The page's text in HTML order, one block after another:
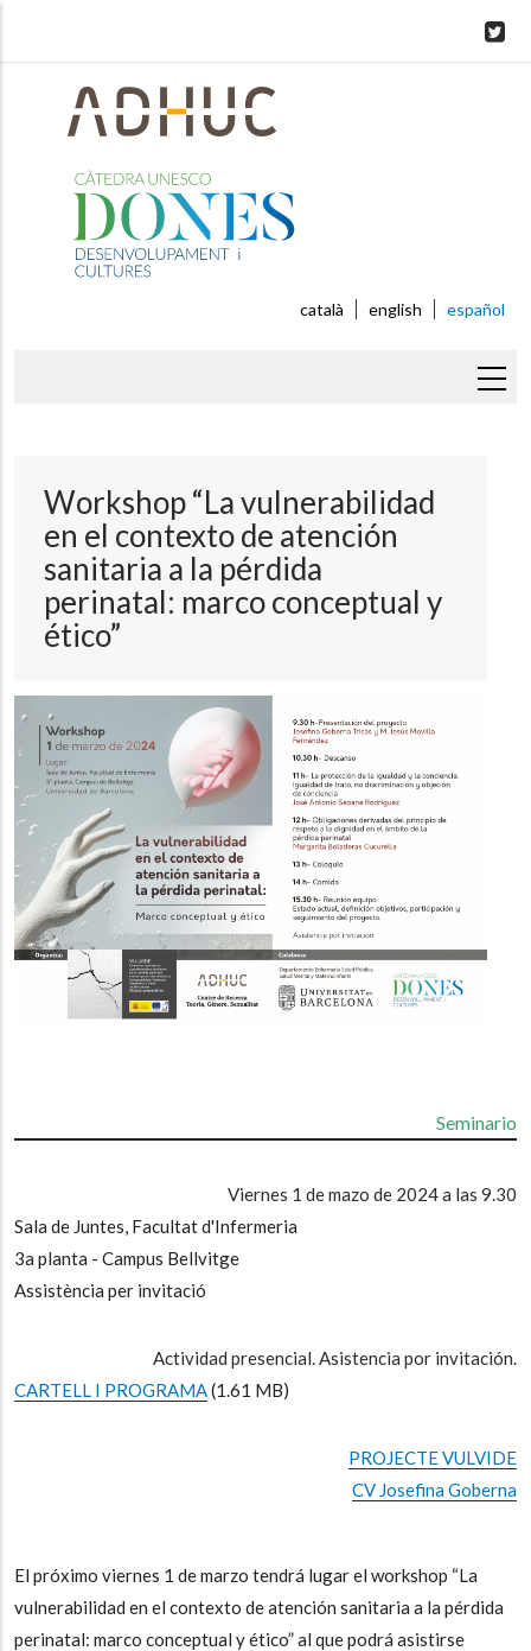
català english español
ayuda
navegación
Workshop “La vulnerabilidad
en el contexto de atención
sanitaria a la pérdida
perinatal: marco conceptual y
ético”
Seminario
Viernes 1 de mazo de 2024 a las 9.30
Sala de Juntes, Facultat d'Infermeria
3a planta - Campus Bellvitge
Assistència per invitació
Actividad presencial. Asistencia por invitación.
CARTELL I PROGRAMA(1.61 MB)
PROJECTE VULVIDE
CV Josefina Goberna
El próximo viernes 1 de marzo tendrá lugar el workshop “La
vulnerabilidad en el contexto de atención sanitaria a la pérdida
perinatal: marco conceptual y ético” al que podrá asistirse